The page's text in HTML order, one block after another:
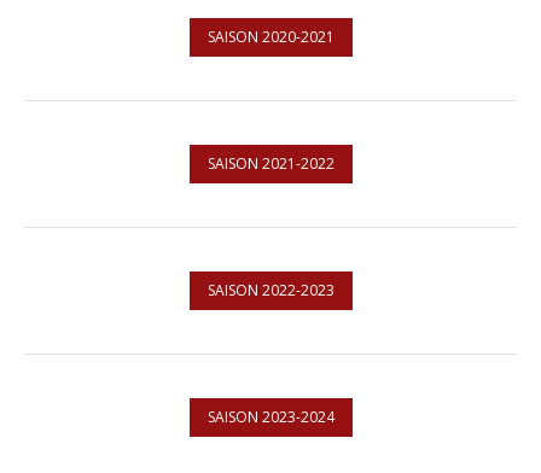
SAISON 2020-2021
SAISON 2021-2022
SAISON 2022-2023
SAISON 2023-2024